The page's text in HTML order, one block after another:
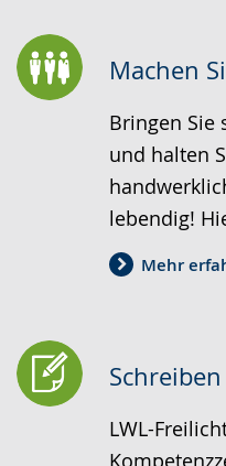
wird
angezeigt.
Machen
Bringen Sie
und halten
lebendig!
Mehr
LWL-